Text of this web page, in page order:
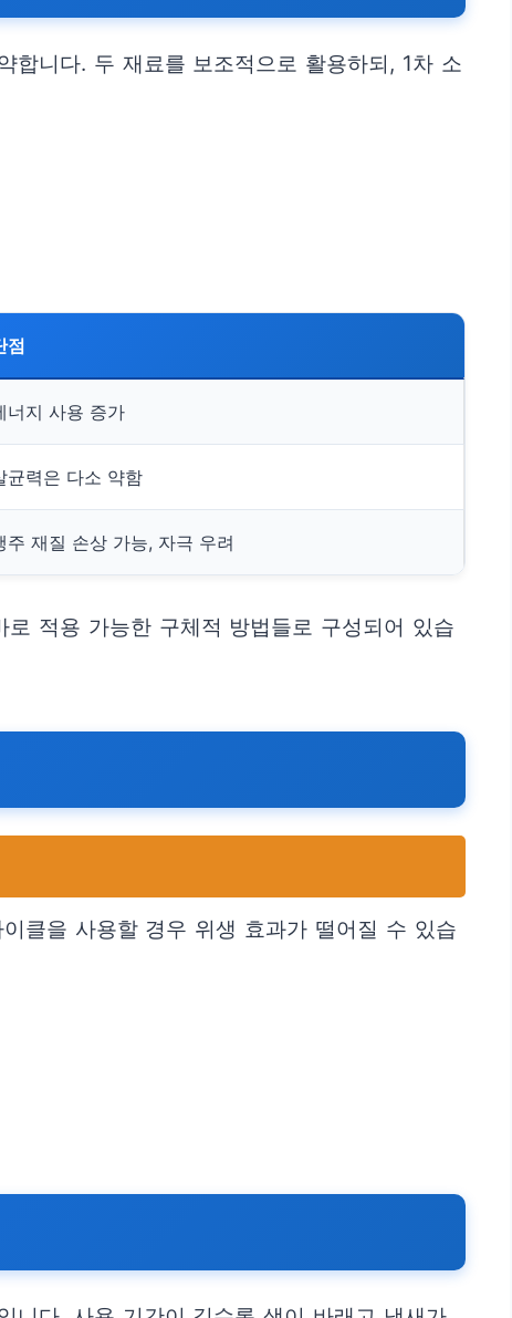
합니다. 두 재료를 보조적으로 활용하되, 1차 소
점
너지 사용 증가
균력은 다소 약함
주 재질 손상 가능, 자극 우려
적용 가능한 구체적 방법들로 구성되어 있습
클을 사용할 경우 위생 효과가 떨어질 수 있습